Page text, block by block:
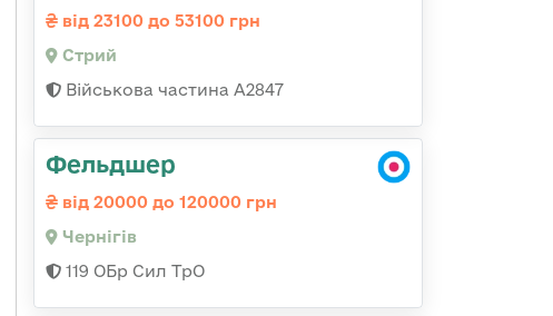
від 23100 до 53100 грн
Стрий
Військова частина А2847
Фельдшер
від 20000 до 120000 грн
Чернігів
119 ОБр Сил ТрО